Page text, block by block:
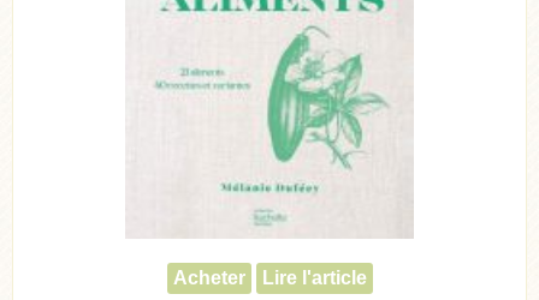
Acheter Lire l'article